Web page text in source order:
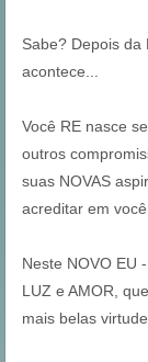
Sabe? Depois da
acontece...
Você RE nasce
outros
suas NOVAS
acreditar em você
Neste NOVO EU
LUZ e AMOR,
mais belas